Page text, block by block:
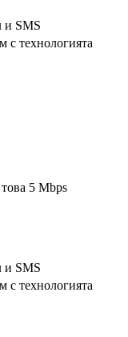
и SMS
с технологията
5 Mbps
и SMS
с технологията